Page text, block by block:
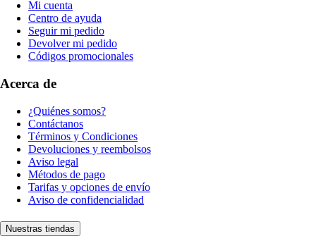
Mi cuenta
Centro de ayuda
Seguir mi pedido
Devolver mi pedido
Códigos promocionales
Acerca de
¿Quiénes somos?
Contáctanos
Términos y Condiciones
Devoluciones y reembolsos
Aviso legal
Métodos de pago
Tarifas y opciones de envío
Aviso de confidencialidad
Nuestras tiendas